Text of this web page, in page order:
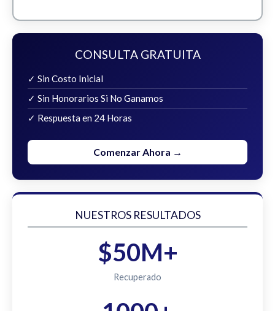
CONSULTA GRATUITA
✓ Sin Costo Inicial
✓ Sin Honorarios Si No Ganamos
✓ Respuesta en 24 Horas
Comenzar Ahora →
NUESTROS RESULTADOS
$50M+
Recuperado